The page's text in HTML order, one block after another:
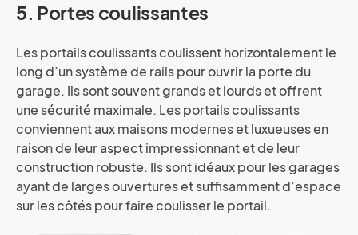
5. Portes coulissantes
Les portails coulissants coulissent horizontalement le
long d’un système de rails pour ouvrir la porte du
garage. Ils sont souvent grands et lourds et offrent
une sécurité maximale. Les portails coulissants
conviennent aux maisons modernes et luxueuses en
raison de leur aspect impressionnant et de leur
construction robuste. Ils sont idéaux pour les garages
ayant de larges ouvertures et suffisamment d’espace
sur les côtés pour faire coulisser le portail.